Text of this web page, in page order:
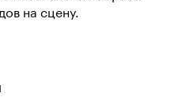
на сцену.